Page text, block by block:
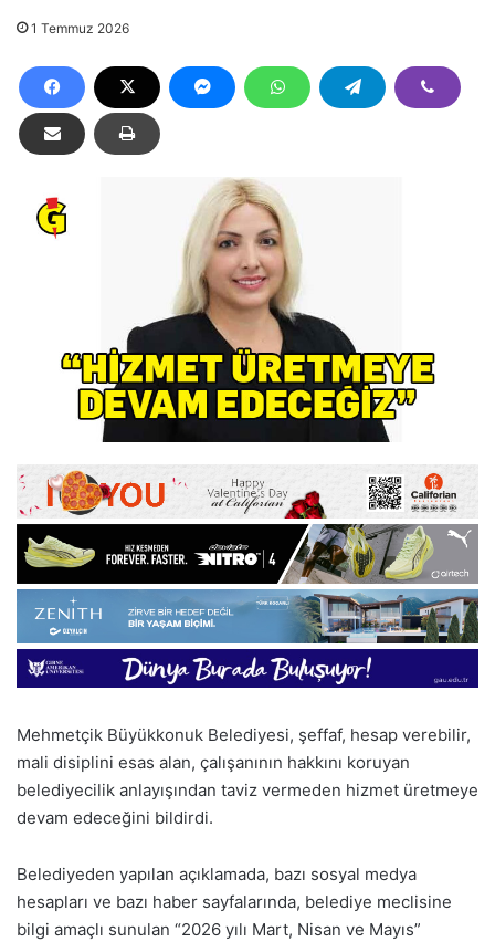
1 Temmuz 2026
Mehmetçik Büyükkonuk Belediyesi, şeffaf, hesap verebilir,
mali disiplini esas alan, çalışanının hakkını koruyan
belediyecilik anlayışından taviz vermeden hizmet üretmeye
devam edeceğini bildirdi.
Belediyeden yapılan açıklamada, bazı sosyal medya
hesapları ve bazı haber sayfalarında, belediye meclisine
bilgi amaçlı sunulan “2026 yılı Mart, Nisan ve Mayıs”